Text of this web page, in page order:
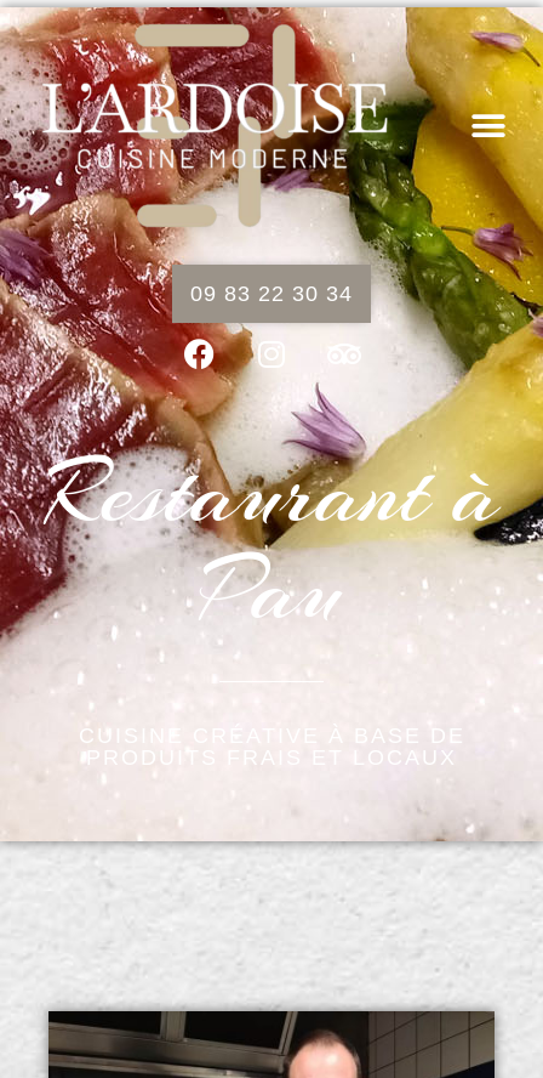
09 83 22 30 34
Restaurant à
Pau
CUISINE CRÉATIVE À BASE DE
PRODUITS FRAIS ET LOCAUX